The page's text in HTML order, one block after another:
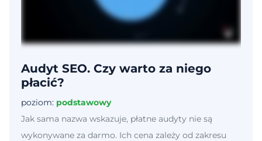
Audyt SEO. Czy warto za niego
płacić?
poziom: podstawowy
Jak sama nazwa wskazuje, płatne audyty nie są
wykonywane za darmo. Ich cena zależy od zakresu